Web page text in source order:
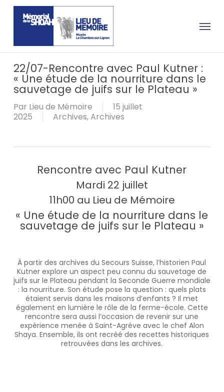
Passer
contenu
Menu
22/07-Rencontre avec Paul Kutner :
« Une étude de la nourriture dans le
sauvetage de juifs sur le Plateau »
Par Lieu de Mémoire
15 juillet
2025
Archives,Archives
Rencontre avec Paul Kutner
Mardi 22 juillet
11h00 au Lieu de Mémoire
« Une étude de la nourriture dans le
sauvetage de juifs sur le Plateau »
À partir des archives du Secours Suisse, l’historien Paul
Kutner explore un aspect peu connu du sauvetage de
juifs sur le Plateau pendant la Seconde Guerre mondiale
: la nourriture. Son étude pose la question : quels plats
étaient servis dans les maisons d’enfants ? Il met
également en lumière le rôle de la ferme-école. Cette
rencontre sera aussi l’occasion de revenir sur une
expérience menée à Saint-Agrève avec le chef Alon
Shaya. Ensemble, ils ont recréé des recettes historiques
retrouvées dans les archives.
Panneau de gestion des cookies